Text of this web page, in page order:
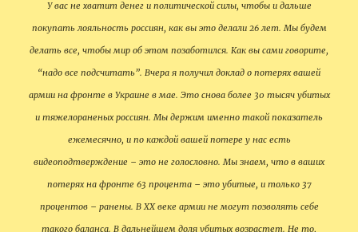
У вас не хватит денег и политической силы, чтобы и дальше
покупать лояльность россиян, как вы это делали 26 лет. Мы будем
делать все, чтобы мир об этом позаботился. Как вы сами говорите,
“надо все подсчитать”. Вчера я получил доклад о потерях вашей
армии на фронте в Украине в мае. Это снова более 30 тысяч убитых
и тяжелораненых россиян. Мы держим именно такой показатель
ежемесячно, и по каждой вашей потере у нас есть
видеоподтверждение – это не голословно. Мы знаем, что в ваших
потерях на фронте 63 процента – это убитые, и только 37
процентов – ранены. В ХХ веке армии не могут позволять себе
такого баланса. В дальнейшем доля убитых возрастет. Не то,